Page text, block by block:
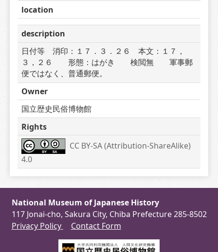
location
description
日付等　消印：１７．３．２６　本文：１７，
３，２６　　形態：はがき　　検閲無　　軍事郵
便ではなく、普通郵便。
Owner
国立歴史民俗博物館
Rights
CC BY-SA (Attribution-ShareAlike)
4.0
National Museum of Japanese History
117 Jonai-cho, Sakura City, Chiba Prefecture 285-8502
Privacy Policy
Contact Form